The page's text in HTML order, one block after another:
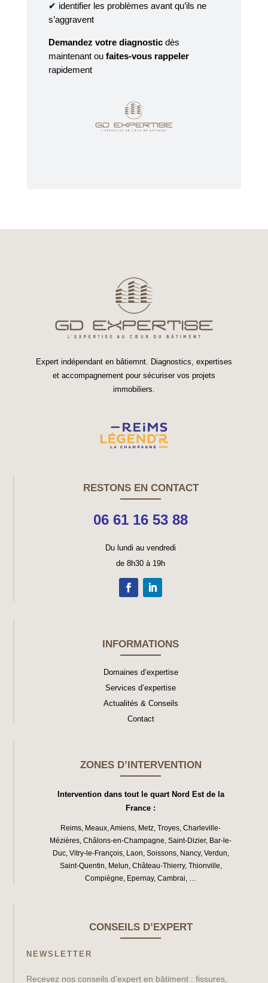
✔ identifier les problèmes avant qu’ils ne
s’aggravent
Demandez votre diagnosticdès
maintenant ou faites-vous rappeler
rapidement
Expert indépendant en bâtiemnt. Diagnostics, expertises
et accompagnement pour sécuriser vos projets
immobiliers.
RESTONS EN CONTACT
06 61 16 53 88
Du lundi au vendredi
de 8h30 à 19h
INFORMATIONS
Domaines d’expertise
Services d’expertise
Actualités & Conseils
Contact
ZONES D’INTERVENTION
Intervention dans tout le quart Nord Est de la
France :
Reims, Meaux,Amiens, Metz, Troyes, Charleville-
Mézières, Châlons-en-Champagne, Saint-Dizier, Bar-le-
Duc, Vitry-le-François, Laon, Soissons, Nancy, Verdun,
Saint-Quentin, Melun, Château-Thierry, Thionville,
Compiègne, Epernay, Cambrai, …
CONSEILS D’EXPERT
NEWSLETTER
Recevez nos conseils d'expert en bâtiment : fissures,